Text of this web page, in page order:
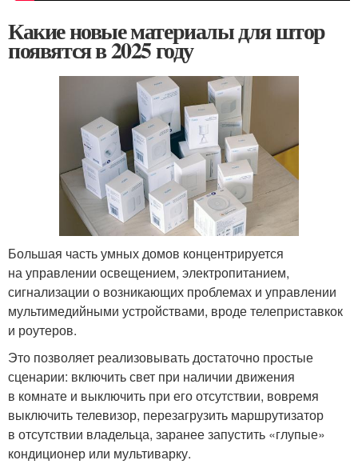
Какие новые материалы для штор
появятся в 2025 году
Большая часть умных домов концентрируется
на управлении освещением, электропитанием,
сигнализации о возникающих проблемах и управлении
мультимедийными устройствами, вроде телеприставкок
и роутеров.
Это позволяет реализовывать достаточно простые
сценарии: включить свет при наличии движения
в комнате и выключить при его отсутствии, вовремя
выключить телевизор, перезагрузить маршрутизатор
в отсутствии владельца, заранее запустить «глупые»
кондиционер или мультиварку.